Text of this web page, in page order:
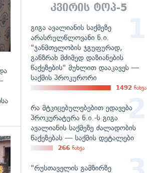
გადახედვა
გადახედვა
კვირის ტოპ-5
გიგა ავალიანის საქმეზე
არასრულწლოვანი ნ.ი.
"ჯანმთელობის ჯგუფურად,
განზრახ მძიმედ დაზიანების
წაქეზების" მუხლით დააკავეს —
საქმის პროკურორი
1492 ნახვა
რა მტკიცებულებებით ედავება
პროკურატურა ნ.ი.-ს გიგა
ავალიანის საქმეზე ძალადობის
წაქეზებას — საქმის დეტალები
266 ნახვა
"რუსთაველის გამზირზე